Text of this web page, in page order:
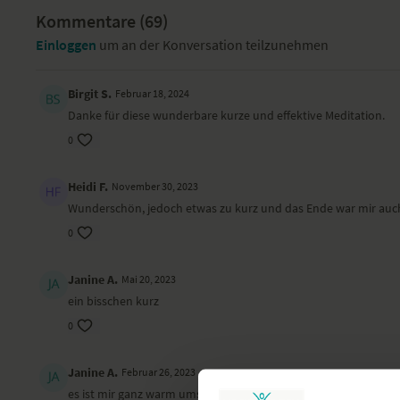
Kommentare (69)
Einloggen um an der Konversation teilzunehmen
Birgit S. Februar 18, 2024
Danke für diese wunderbare kurze und effektive Meditation.
0
Heidi F. November 30, 2023
Wunderschön, jedoch etwas zu kurz und das Ende war mir
0
Janine A. Mai 20, 2023
ein bisschen kurz
0
Janine A. Februar 26, 2023
es ist mir ganz warm ums Herz geworden. Endet etwas abrupt.